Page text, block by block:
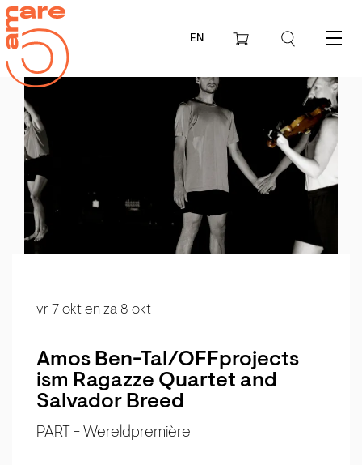
EN Menu
Amos Ben-Tal/OFFprojects
ism Ragazze Quartet and
Salvador Breed
PART - Wereldpremière
vr 7 okt en za 8 okt